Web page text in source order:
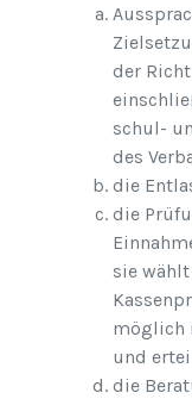
der
schul-
des
die
die
sie
möglich
und
die